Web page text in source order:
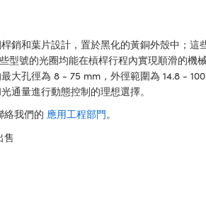
銷和葉片設計，置於黑化的黃銅外殼中；
型號的光圈均能在槓桿行程內實現順滑的機
大孔徑為 8 - 75 mm，外徑範圍為 14.8 -
通量進行動態控制的理想選擇。
絡我們的 應用工程部門。
售